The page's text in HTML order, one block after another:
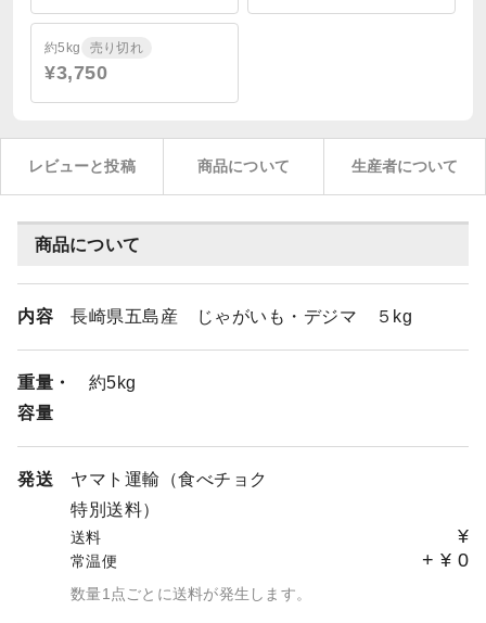
約5kg 売り切れ
¥3,750
レビューと投稿 商品について 生産者について
商品について
内容 長崎県五島産 じゃがいも・デジマ ５kg
重量・
容量
約5kg
発送
ヤマト運輸（食べチョク
特別送料）
送料 ¥
常温便 + ¥ 0
数量1点ごとに送料が発生します。